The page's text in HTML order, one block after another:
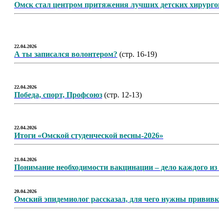
Омск стал центром притяжения лучших детских
22.04.2026
А ты записался волонтером? (стр. 16-19)
22.04.2026
Победа, спорт, Профсоюз (стр. 12-13)
22.04.2026
Итоги «Омской студенческой весны-2026»
21.04.2026
Понимание необходимости вакцинации – дело каждого из
20.04.2026
Омский эпидемиолог рассказал, для чего нужны